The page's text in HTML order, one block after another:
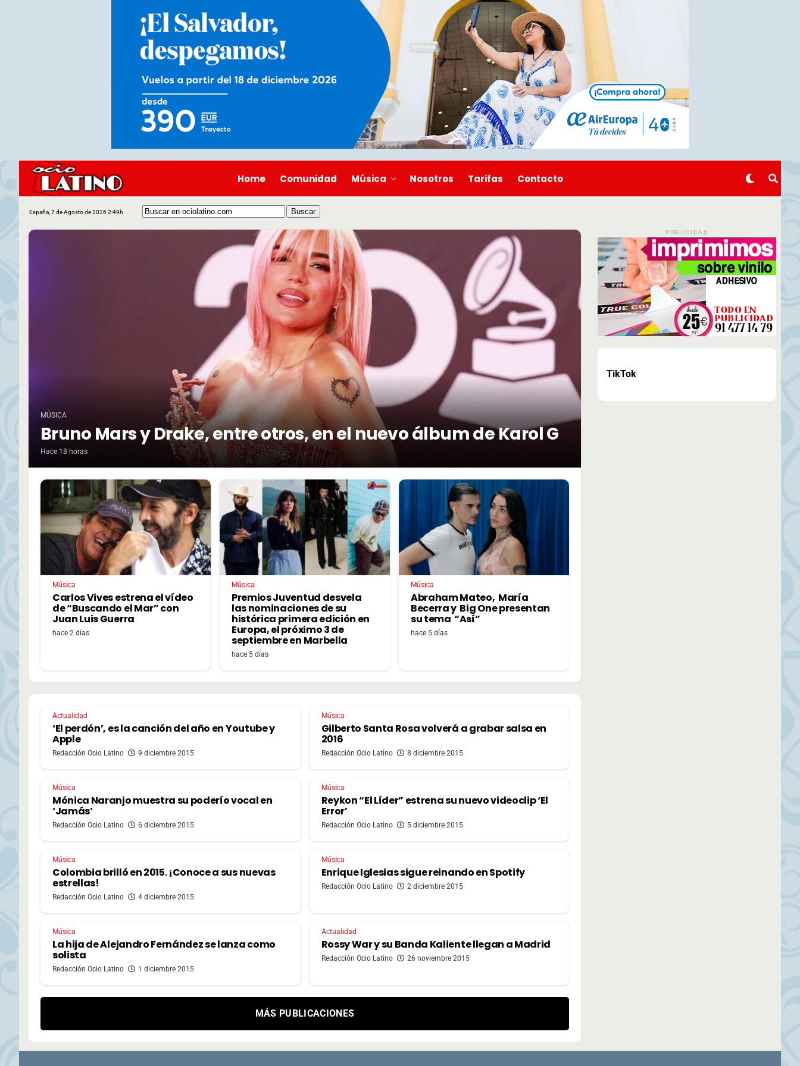
Home Comunidad Música Nosotros Tarifas Contacto
España, 7 de Agosto de 2026 2:49h
MÚSICA
Bruno Mars y Drake, entre otros, en el nuevo álbum de Karol G
Hace 18 horas
Música
Carlos Vives estrena el vídeo
de “Buscando el Mar” con
Juan Luis Guerra
hace 2 días
Música
Premios Juventud desvela
las nominaciones de su
histórica primera edición en
Europa, el próximo 3 de
septiembre en Marbella
hace 5 días
Música
Abraham Mateo, María
Becerra y Big One presentan
su tema “Así”
hace 5 días
Actualidad
‘El perdón’, es la canción del año en Youtube y
Apple
Redacción Ocio Latino 9 diciembre 2015
Música
Gilberto Santa Rosa volverá a grabar salsa en
2016
Redacción Ocio Latino 8 diciembre 2015
Música
Mónica Naranjo muestra su poderío vocal en
‘Jamás’
Redacción Ocio Latino 6 diciembre 2015
Música
Reykon “El Líder” estrena su nuevo videoclip ‘El
Error’
Redacción Ocio Latino 5 diciembre 2015
Música
Colombia brilló en 2015. ¡Conoce a sus nuevas
estrellas!
Redacción Ocio Latino 4 diciembre 2015
Música
Enrique Iglesias sigue reinando en Spotify
Redacción Ocio Latino 2 diciembre 2015
Música
La hija de Alejandro Fernández se lanza como
solista
Redacción Ocio Latino 1 diciembre 2015
Actualidad
Rossy War y su Banda Kaliente llegan a Madrid
Redacción Ocio Latino 26 noviembre 2015
MÁS PUBLICACIONES
PUBLICIDAD
TikTok